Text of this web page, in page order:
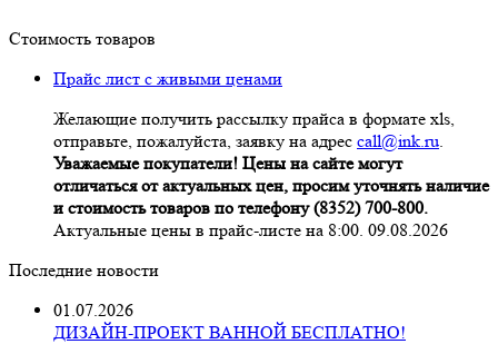
Стоимость товаров
Прайс лист с живыми ценами
Желающие получить рассылку прайса в формате xls,
отправьте, пожалуйста, заявку на адрес call@ink.ru.
Уважаемые покупатели! Цены на сайте могут
отличаться от актуальных цен, просим уточнять наличие
и стоимость товаров по телефону (8352) 700-800.
Актуальные цены в прайс-листе на 8:00. 09.08.2026
Последние новости
01.07.2026
ДИЗАЙН-ПРОЕКТ ВАННОЙ БЕСПЛАТНО!